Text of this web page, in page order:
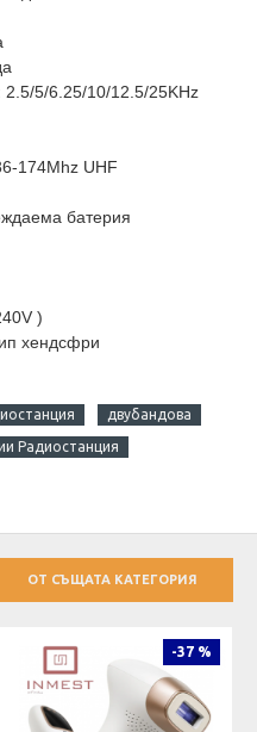
2.5/5/6.25/10/12.5/25KHz
174Mhz UHF
батерия
)
хендсфри
двубандова
Радиостанция
ОТ СЪЩАТА КАТЕГОРИЯ
-37 %